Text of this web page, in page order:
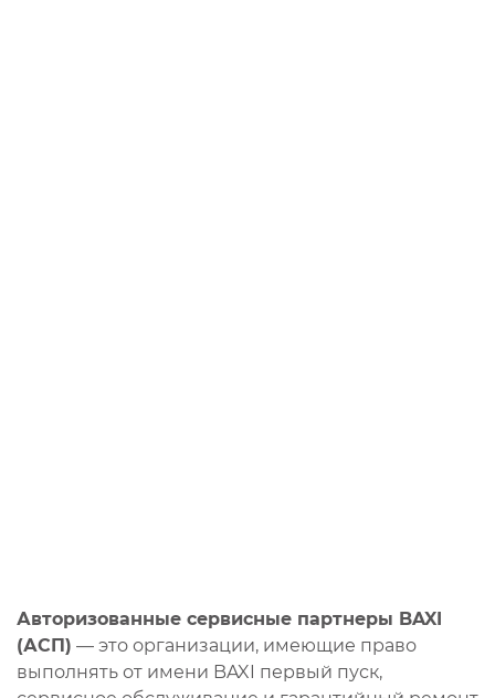
Авторизованные сервисные партнеры BAXI
(АСП) — это организации, имеющие право
выполнять от имени BAXI первый пуск,